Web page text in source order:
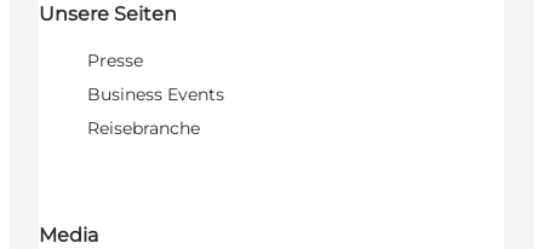
Unsere Seiten
Presse
Business Events
Reisebranche
Media